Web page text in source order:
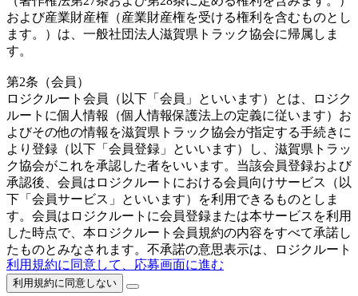
および産業財産権（産業財産権を受ける権利を含むものとし
ます。）は、一般社団法人滋賀県トラック協会に帰属しま
す。
第2条（会員）
ロジクルート会員（以下「会員」といいます）とは、ロジク
ルートに個人情報（個人情報保護法上の定義に従います）お
よびその他の情報を滋賀県トラック協会が指定する手続きに
より登録（以下「会員登録」といいます）し、滋賀県トラッ
ク協会がこれを承認した者をいいます。当該会員登録および
承認後、会員はロジクルートにおける会員向けサービス（以
下「会員サービス」といいます）を利用できるものとしま
す。会員はロジクルートに会員登録または本サービスを利用
した時点で、本ロジクルート会員規約の内容をすべて承諾し
たものとみなされます。不承諾の意思表示は、ロジクルート
への会員登録しないことをもってのみ認められるものとしま
す。
利用規約に同意して、応募画面に進む
利用規約に同意しない